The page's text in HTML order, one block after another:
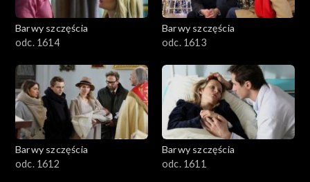
Barwy szczęścia
odc. 1614
Barwy szczęścia
odc. 1613
Barwy szczęścia
odc. 1612
Barwy szczęścia
odc. 1611